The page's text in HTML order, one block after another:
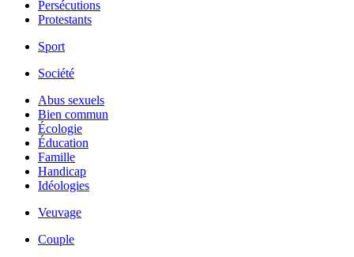
Persécutions
Protestants
Sport
Société
Abus sexuels
Bien commun
Écologie
Éducation
Famille
Handicap
Idéologies
Veuvage
Couple